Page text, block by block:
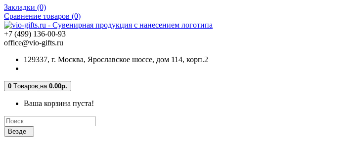
Закладки (0)
Сравнение товаров (0)
+7 (499) 136-00-93
office@vio-gifts.ru
129337, г. Москва, Ярославское шоссе, дом 114, корп.2
0 Tоваров,на 0.00р.
Ваша корзина пуста!
Везде